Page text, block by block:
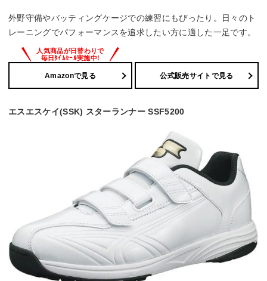
外野守備やバッティングケージでの練習にもぴったり。日々のト
レーニングでパフォーマンスを追求したい方に適した一足です。
Amazonで見る 公式販売サイトで見る
エスエスケイ(SSK) スターランナー SSF5200